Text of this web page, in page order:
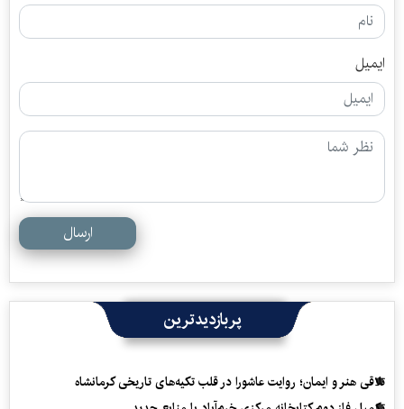
ایمیل
ارسال
پربازدیدترین
تلاقی هنر و ایمان؛ روایت عاشورا در قلب تکیه‌های تاریخی کرمانشاه